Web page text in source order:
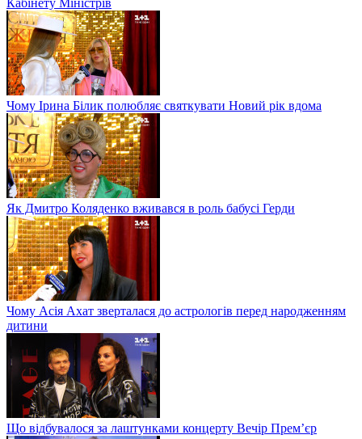
Чому Ірина Білик полюбляє святкувати Новий рік вдома
Як Дмитро Коляденко вживався в роль бабусі Герди
Чому Асія Ахат зверталася до астрологів перед народженням
дитини
Що відбувалося за лаштунками концерту Вечір Прем’єр